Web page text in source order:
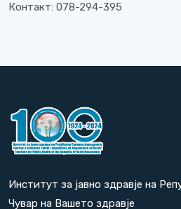
Контакт: 078-294-395
Институт за јавно здравје на
Чувар на Вашето здравје